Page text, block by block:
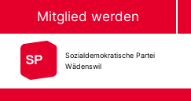
Mitglied werden
Sozialdemokratische Partei
Wädenswil